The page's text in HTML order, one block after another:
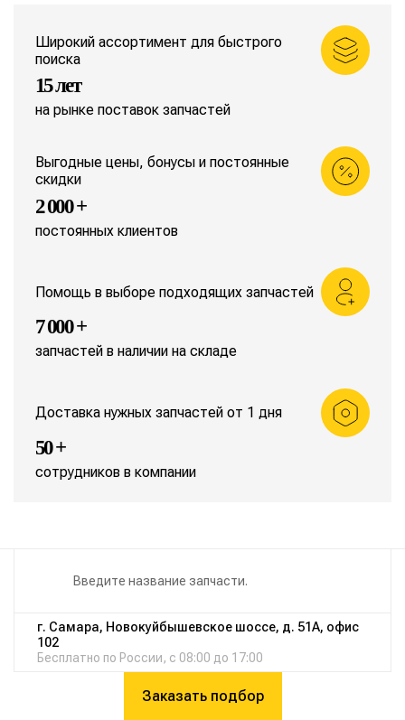
Широкий ассортимент для быстрого
поиска
15 лет
на рынке поставок запчастей
Выгодные цены, бонусы и постоянные
скидки
2 000 +
постоянных клиентов
Помощь в выборе подходящих запчастей
7 000 +
запчастей в наличии на складе
Доставка нужных запчастей от 1 дня
50 +
сотрудников в компании
г. Самара, Новокуйбышевское шоссе, д. 51А, офис
102
Бесплатно по России, с 08:00 до 17:00
Заказать подбор